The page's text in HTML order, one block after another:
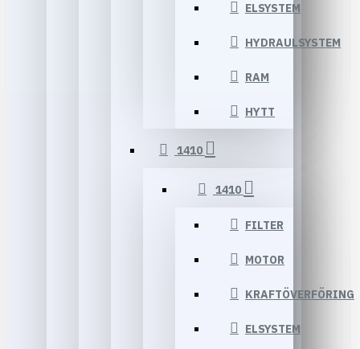
ELSYSTEM
HYDRAULSYSTEM
RAM
HYTT
1410
1410
FILTER
MOTOR
KRAFTÖVERFÖRING
ELSYSTEM